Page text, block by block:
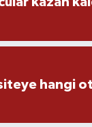
hangi